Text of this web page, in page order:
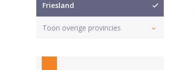
Friesland
Toon overige provincies